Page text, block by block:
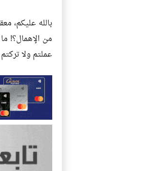
بالله عليكم،
من الإهمال؟!
عملتم ولا